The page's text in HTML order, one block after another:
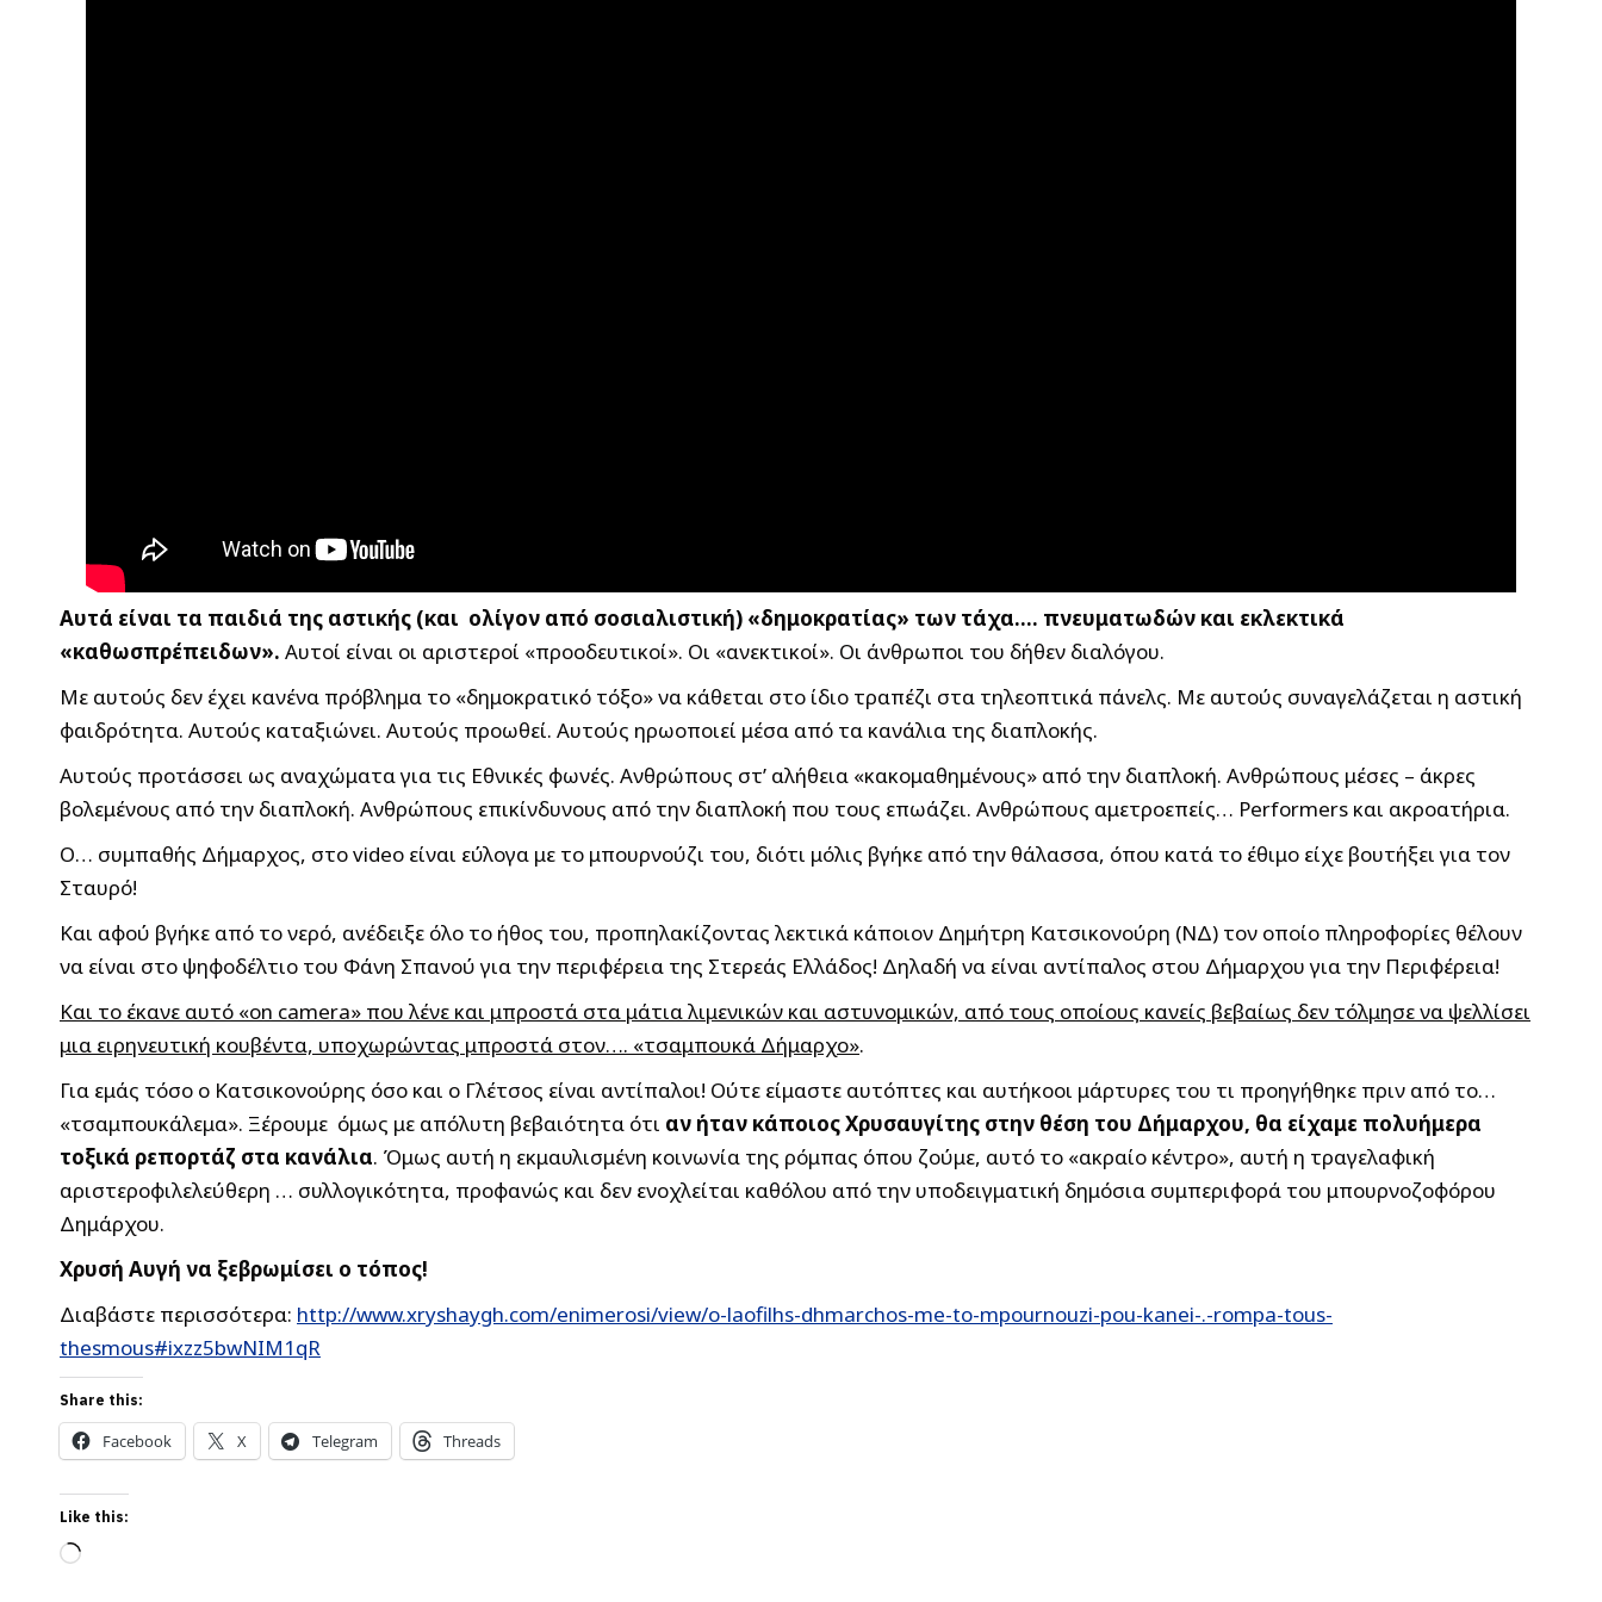
Αυτά είναι τα παιδιά της αστικής (και ολίγον από σοσιαλιστική) «δημοκρατίας» των τάχα…. πνευματωδών και εκλεκτικά
«καθωσπρέπειδων». Αυτοί είναι οι αριστεροί «προοδευτικοί». Οι «ανεκτικοί». Οι άνθρωποι του δήθεν διαλόγου.
Με αυτούς δεν έχει κανένα πρόβλημα το «δημοκρατικό τόξο» να κάθεται στο ίδιο τραπέζι στα τηλεοπτικά πάνελς. Με αυτούς συναγελάζεται η αστική
φαιδρότητα. Αυτούς καταξιώνει. Αυτούς προωθεί. Αυτούς ηρωοποιεί μέσα από τα κανάλια της διαπλοκής.
Αυτούς προτάσσει ως αναχώματα για τις Εθνικές φωνές. Ανθρώπους στ’ αλήθεια «κακομαθημένους» από την διαπλοκή. Ανθρώπους μέσες – άκρες
βολεμένους από την διαπλοκή. Ανθρώπους επικίνδυνους από την διαπλοκή που τους επωάζει. Ανθρώπους αμετροεπείς… Performers και ακροατήρια.
Ο… συμπαθής Δήμαρχος, στο video είναι εύλογα με το μπουρνούζι του, διότι μόλις βγήκε από την θάλασσα, όπου κατά το έθιμο είχε βουτήξει για τον
Σταυρό!
Και αφού βγήκε από το νερό, ανέδειξε όλο το ήθος του, προπηλακίζοντας λεκτικά κάποιον Δημήτρη Κατσικονούρη (ΝΔ) τον οποίο πληροφορίες θέλουν
να είναι στο ψηφοδέλτιο του Φάνη Σπανού για την περιφέρεια της Στερεάς Ελλάδος! Δηλαδή να είναι αντίπαλος στου Δήμαρχου για την Περιφέρεια!
Και το έκανε αυτό «on camera» που λένε και μπροστά στα μάτια λιμενικών και αστυνομικών, από τους οποίους κανείς βεβαίως δεν τόλμησε να ψελλίσει
μια ειρηνευτική κουβέντα, υποχωρώντας μπροστά στον…. «τσαμπουκά Δήμαρχο».
Για εμάς τόσο ο Κατσικονούρης όσο και ο Γλέτσος είναι αντίπαλοι! Ούτε είμαστε αυτόπτες και αυτήκοοι μάρτυρες του τι προηγήθηκε πριν από το…
«τσαμπουκάλεμα». Ξέρουμε όμως με απόλυτη βεβαιότητα ότι αν ήταν κάποιος Χρυσαυγίτης στην θέση του Δήμαρχου, θα είχαμε πολυήμερα
τοξικά ρεπορτάζ στα κανάλια. Όμως αυτή η εκμαυλισμένη κοινωνία της ρόμπας όπου ζούμε, αυτό το «ακραίο κέντρο», αυτή η τραγελαφική
αριστεροφιλελεύθερη … συλλογικότητα, προφανώς και δεν ενοχλείται καθόλου από την υποδειγματική δημόσια συμπεριφορά του μπουρνοζοφόρου
Δημάρχου.
Χρυσή Αυγή να ξεβρωμίσει ο τόπος!
Διαβάστε περισσότερα: http://www.xryshaygh.com/enimerosi/view/o-laofilhs-dhmarchos-me-to-mpournouzi-pou-kanei-.-rompa-tous-
thesmous#ixzz5bwNIM1qR
Share this:
Facebook X Telegram Threads
Like this:
Loading…